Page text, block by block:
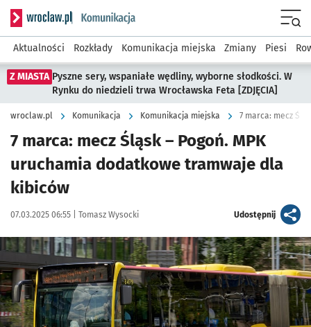
Serwis informacyjny wroclaw.pl podserwis: Komunikacja
Aktualności Rozkłady Komunikacja miejska Zmiany Piesi
Z MIASTA Pyszne sery, wspaniałe wędliny, wyborne słodkości. W
Rynku do niedzieli trwa Wrocławska Feta [ZDJĘCIA]
wroclaw.pl Komunikacja Komunikacja miejska 7 marca: mecz
7 marca: mecz Śląsk – Pogoń. MPK
uruchamia dodatkowe tramwaje dla
kibiców
Data publikacji:
07.03.2025 06:55 | Autor:
Tomasz Wysocki Udostępnijartykuł
Kliknij, aby powiększyć